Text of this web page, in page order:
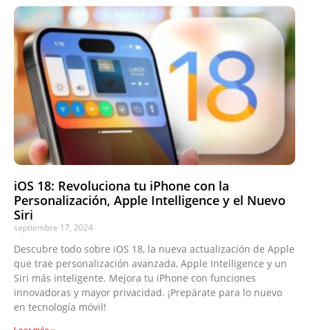
iOS 18: Revoluciona tu iPhone con la
Personalización, Apple Intelligence y el Nuevo
Siri
septiembre 17, 2024
Descubre todo sobre iOS 18, la nueva actualización de Apple
que trae personalización avanzada, Apple Intelligence y un
Siri más inteligente. Mejora tu iPhone con funciones
innovadoras y mayor privacidad. ¡Prepárate para lo nuevo
en tecnología móvil!